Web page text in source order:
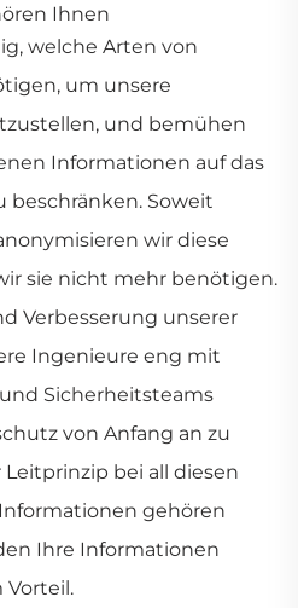
Ihnen
welche Arten von
um unsere
und bemühen
Informationen auf das
beschränken. Soweit
wir diese
sie nicht mehr benötigen.
Verbesserung unserer
Ingenieure eng mit
Sicherheitsteams
von Anfang an zu
bei all diesen
gehören
Ihre Informationen
Vorteil.